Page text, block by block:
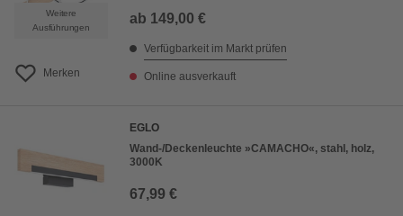
Weitere
Ausführungen
Merken
ab 149,00 €
Verfügbarkeit im Markt prüfen
Online ausverkauft
EGLO
Wand-/Deckenleuchte »CAMACHO«, stahl, holz,
3000K
67,99 €